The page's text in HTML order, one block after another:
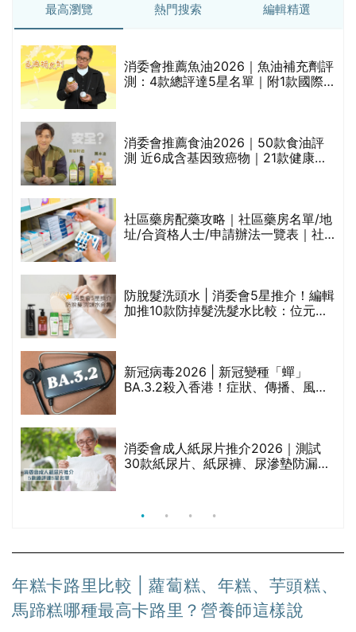
最高瀏覽 熱門搜索 編輯精選
消委會推薦魚油2026｜魚油補充劑評
測：4款總評達5星名單｜附1款國際
消委會推薦食油2026｜50款食油評
測 近6成含基因致癌物｜21款健康煮
社區藥房配藥攻略｜社區藥房名單/地
址/合資格人士/申請辦法一覽表｜社
防脫髮洗頭水 | 消委會5星推介！編輯
加推10款防掉髮洗髮水比較：位元
新冠病毒2026 | 新冠變種「蟬」
BA.3.2殺入香港！症狀、傳播、風險
消委會成人紙尿片推介2026｜測試
30款紙尿片、紙尿褲、尿滲墊防漏表
年糕卡路里比較 | 蘿蔔糕、年糕、芋頭糕、
馬蹄糕哪種最高卡路里？營養師這樣說